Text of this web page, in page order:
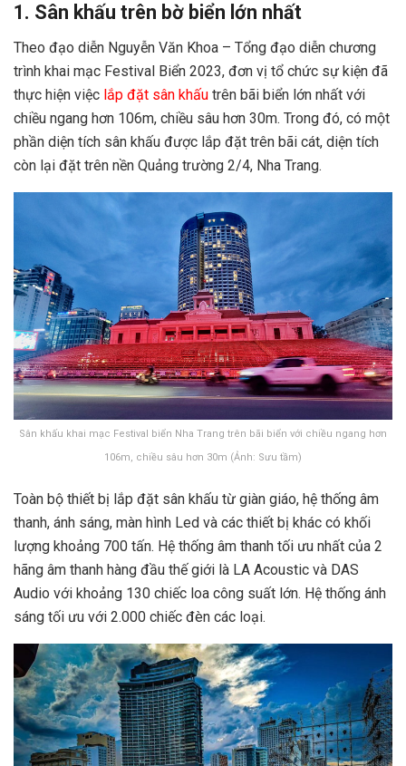
1. Sân khấu trên bờ biển lớn nhất
Theo đạo diễn Nguyễn Văn Khoa – Tổng đạo diễn chương
trình khai mạc Festival Biển 2023, đơn vị tổ chức sự kiện đã
thực hiện việc lắp đặt sân khấu trên bãi biển lớn nhất với
chiều ngang hơn 106m, chiều sâu hơn 30m. Trong đó, có một
phần diện tích sân khấu được lắp đặt trên bãi cát, diện tích
còn lại đặt trên nền Quảng trường 2/4, Nha Trang.
Sân khấu khai mạc Festival biển Nha Trang trên bãi biển với chiều ngang hơn
106m, chiều sâu hơn 30m (Ảnh: Sưu tầm)
Toàn bộ thiết bị lắp đặt sân khấu từ giàn giáo, hệ thống âm
thanh, ánh sáng, màn hình Led và các thiết bị khác có khối
lượng khoảng 700 tấn. Hệ thống âm thanh tối ưu nhất của 2
hãng âm thanh hàng đầu thế giới là LA Acoustic và DAS
Audio với khoảng 130 chiếc loa công suất lớn. Hệ thống ánh
sáng tối ưu với 2.000 chiếc đèn các loại.